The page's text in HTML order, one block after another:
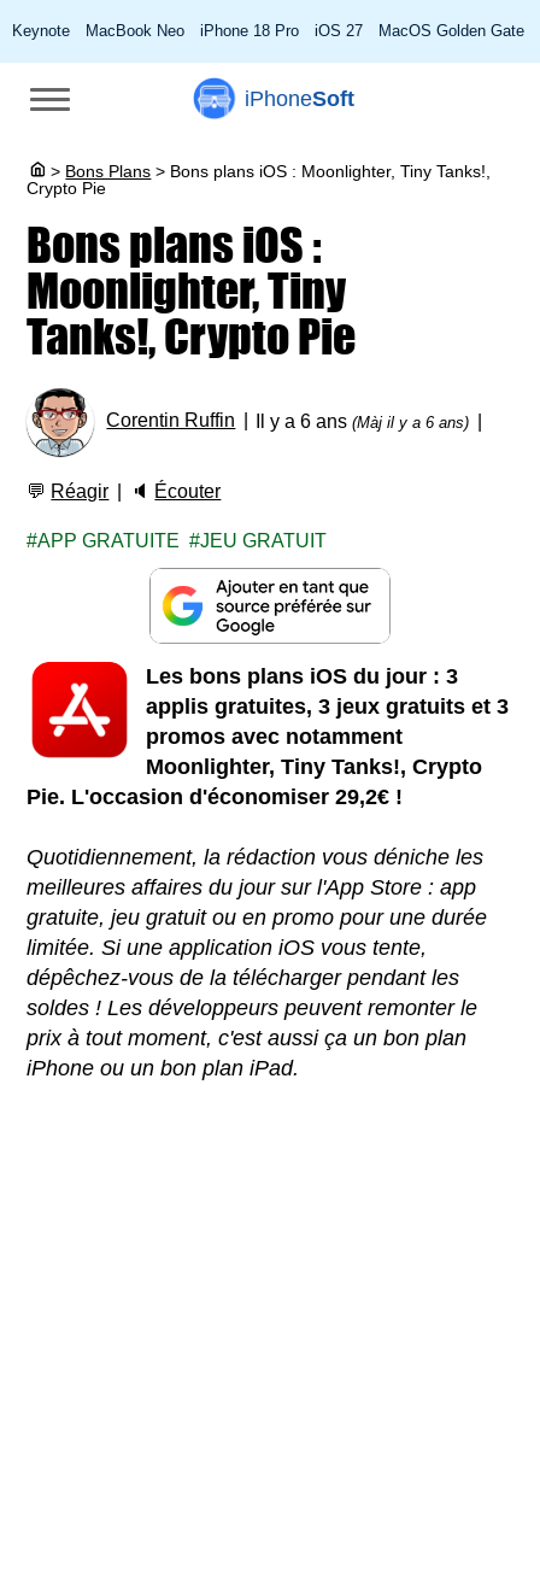
Keynote MacBook Neo iPhone 18 Pro iOS 27 MacOS Golden Gate
iPhoneSoft
> Bons Plans > Bons plans iOS : Moonlighter, Tiny Tanks!,
Crypto Pie
Bons plans iOS :
Moonlighter, Tiny
Tanks!, Crypto Pie
Corentin Ruffin Il y a 6 ans(Màj il y a 6 ans)
💬 Réagir 🔈 Écouter
APP GRATUITE JEU GRATUIT
Les bons plans iOS du jour : 3
applis gratuites, 3 jeux gratuits et 3
promos avec notamment
Moonlighter, Tiny Tanks!, Crypto
Pie. L'occasion d'économiser 29,2€ !
Quotidiennement, la rédaction vous déniche les
meilleures affaires du jour sur l'App Store : app
gratuite, jeu gratuit ou en promo pour une durée
limitée. Si une application iOS vous tente,
dépêchez-vous de la télécharger pendant les
soldes ! Les développeurs peuvent remonter le
prix à tout moment, c'est aussi ça un bon plan
iPhone ou un bon plan iPad.